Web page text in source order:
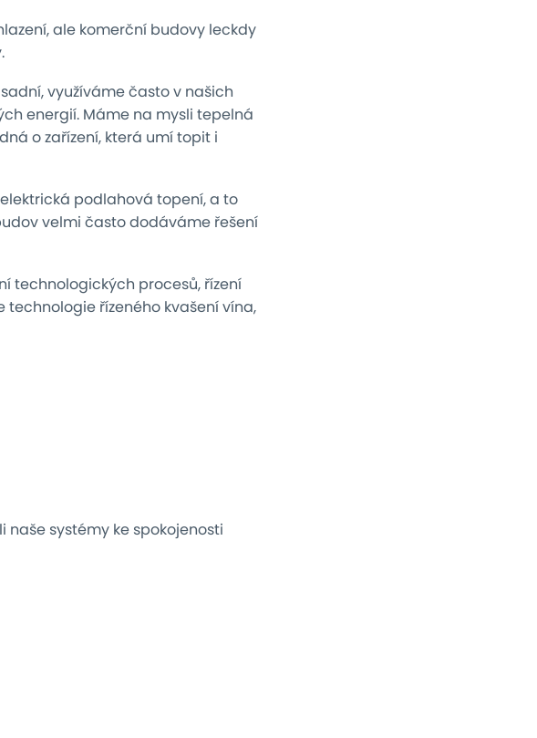
ale komerční budovy leckdy
využíváme často v našich
energií. Máme na mysli tepelná
o zařízení, která umí topit i
podlahová topení, a to
velmi často dodáváme řešení
technologických procesů, řízení
řízeného kvašení vína,
systémy ke spokojenosti